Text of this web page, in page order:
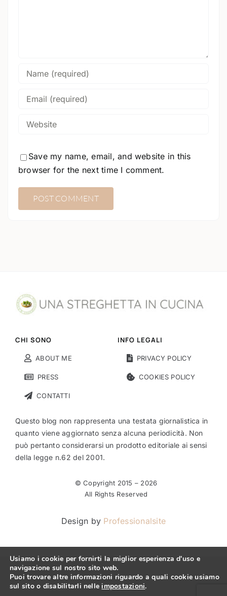
Save my name, email, and website in this
browser for the next time I comment.
CHI SONO
ABOUT ME
PRESS
CONTATTI
INFO LEGALI
PRIVACY POLICY
COOKIES POLICY
Questo blog non rappresenta una testata giornalistica in
quanto viene aggiornato senza alcuna periodicità. Non
può pertanto considerarsi un prodotto editoriale ai sensi
della legge n.62 del 2001.
© Copyright 2015 – 2026
All Rights Reserved
Design by Professionalsite
Usiamo i cookie per fornirti la miglior esperienza d'uso e
navigazione sul nostro sito web.
Puoi trovare altre informazioni riguardo a quali cookie usiamo
sul sito o disabilitarli nelleimpostazioni.